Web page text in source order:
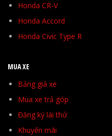
Honda CR-V
Honda Accord
Honda Civic Type R
MUA XE
Bảng giá xe
Mua xe trả góp
Đăng ký lái thử
Khuyến mãi